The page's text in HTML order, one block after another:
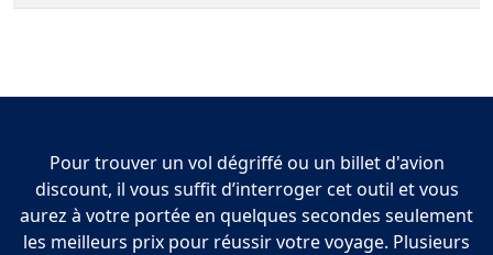
Pour trouver un vol dégriffé ou un billet d'avion
discount, il vous suffit d’interroger cet outil et vous
aurez à votre portée en quelques secondes seulement
les meilleurs prix pour réussir votre voyage. Plusieurs